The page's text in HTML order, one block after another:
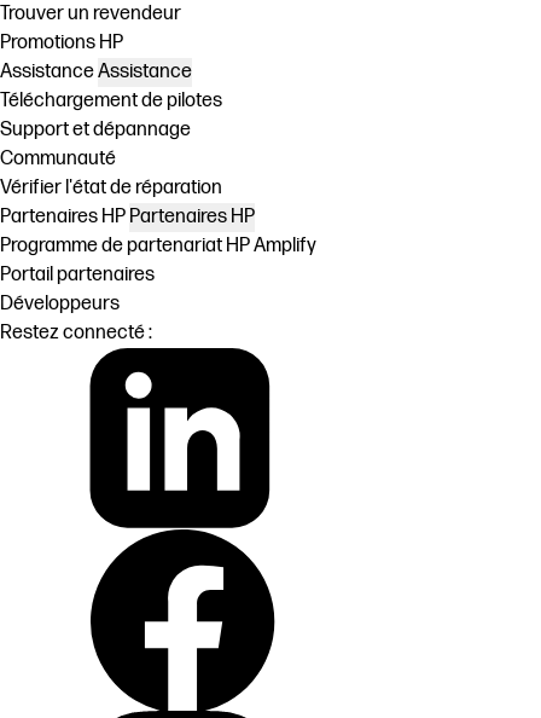
Trouver un revendeur
Promotions HP
AssistanceAssistance
Téléchargement de pilotes
Support et dépannage
Communauté
Vérifier l'état de réparation
Partenaires HP Partenaires HP
Programme de partenariat HP Amplify
Portail partenaires
Développeurs
Restez connecté :